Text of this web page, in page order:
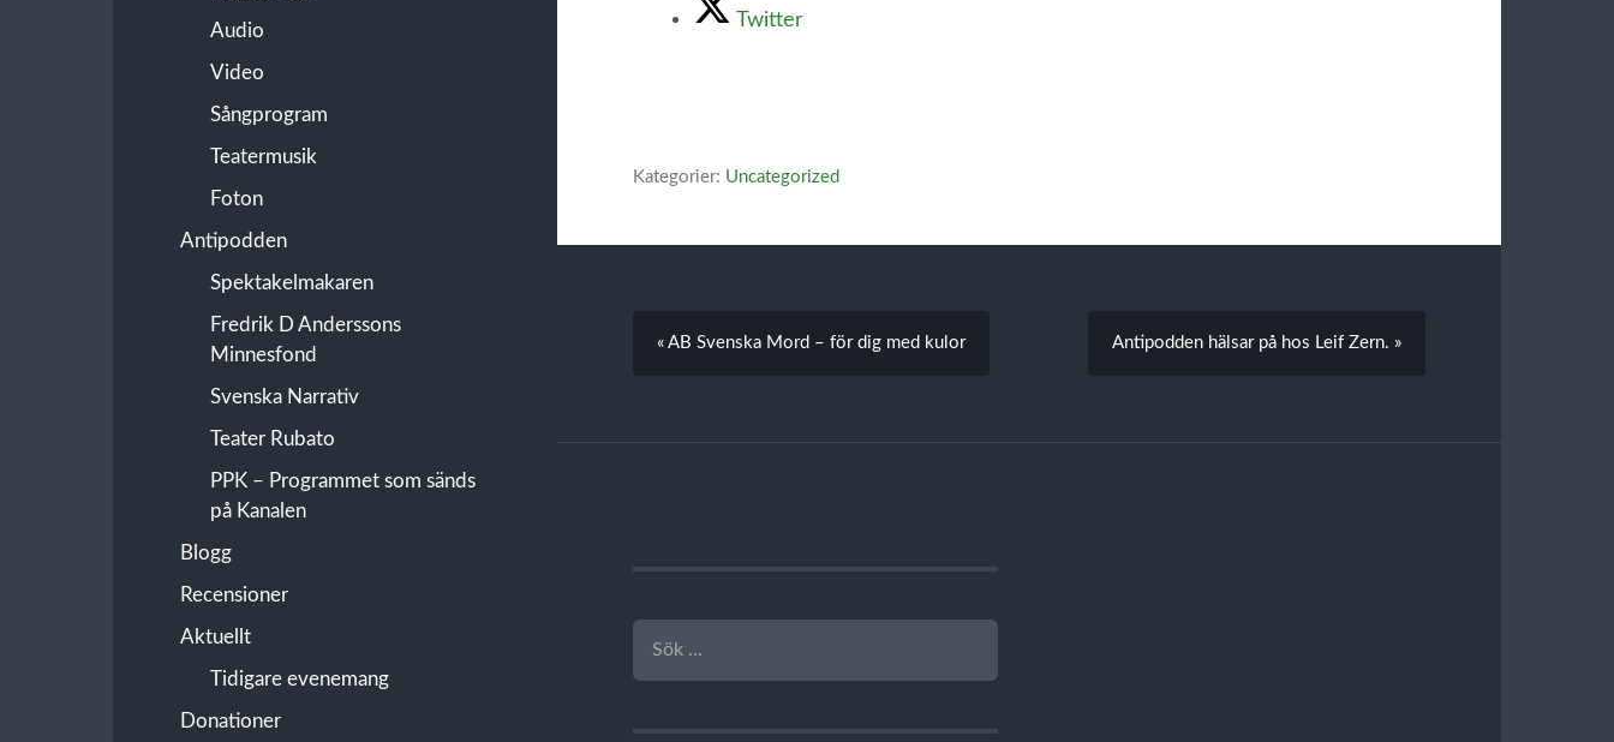
Audio
Video
Sångprogram
Teatermusik
Foton
Antipodden
Spektakelmakaren
Fredrik D Anderssons
Minnesfond
Svenska Narrativ
Teater Rubato
PPK – Programmet som sänds
på Kanalen
Blogg
Recensioner
Aktuellt
Tidigare evenemang
Donationer
Twitter
Kategorier: Uncategorized
« AB Svenska Mord – för dig med kulor Antipodden hälsar på hos Leif Zern. »
SÖK
EFTER: